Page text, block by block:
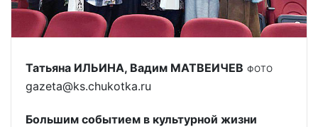
Татьяна ИЛЬИНА, Вадим МАТВЕИЧЕВ ФОТО
gazeta@ks.chukotka.ru
Большим событием в культурной жизни